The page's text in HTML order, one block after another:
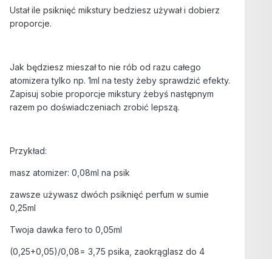
Ustał ile psiknięć mikstury bedziesz używał i dobierz
proporcje.
Jak będziesz mieszał to nie rób od razu całego
atomizera tylko np. 1ml na testy żeby sprawdzić efekty.
Zapisuj sobie proporcje mikstury żebyś następnym
razem po doświadczeniach zrobić lepszą.
Przykład:
masz atomizer: 0,08ml na psik
zawsze używasz dwóch psiknięć perfum w sumie
0,25ml
Twoja dawka fero to 0,05ml
(0,25+0,05)/0,08= 3,75 psika, zaokrąglasz do 4